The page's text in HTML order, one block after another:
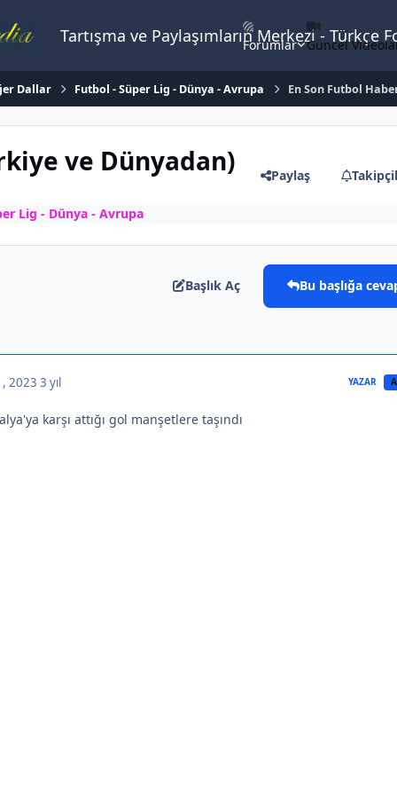
Tartışma ve Paylaşımların Merkezi -
Forumlar Güncel
Dallar Futbol - Süper Lig - Dünya - Avrupa En Son Futbol
ve Dünyadan) Paylaş
Lig - Dünya - Avrupa
Başlık Aç Bu başlığa
, 2023 3 yıl YAZAR
karşı attığı gol manşetlere taşındı